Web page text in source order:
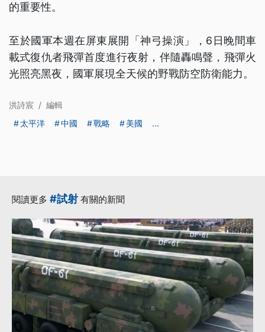
的重要性。
至於國軍本週在屏東展開「神弓操演」，6日晚間車
載式復仇者飛彈首度進行夜射，伴隨轟鳴聲，飛彈火
光照亮黑夜，國軍展現全天候的野戰防空防衛能力。
洪詩宸 / 編輯
太平洋
中國 戰略 美國 ...
閱讀更多 #試射 有關的新聞